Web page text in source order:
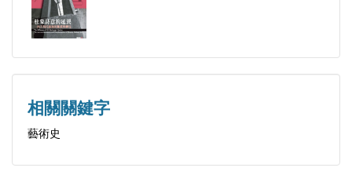
第一節 文字拼貼與語言遊戲
第二節 隨機與選擇
第三節 機械圖式與光學實驗
第四節 情慾的隱喻
第五節 幽默與反諷
相關關鍵字
藝術史